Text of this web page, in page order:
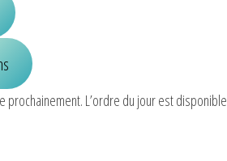
prochainement. L’ordre du jour est disponible